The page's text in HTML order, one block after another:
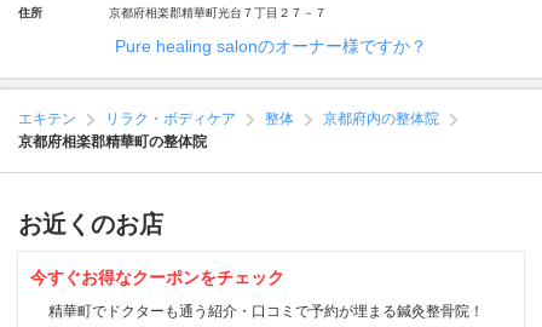
住所 京都府相楽郡精華町光台７丁目２７－７
Pure healing salonのオーナー様ですか？
エキテン リラク・ボディケア 整体
京都府内の整体院
京都府相楽郡精華町の整体院
お近くのお店
今すぐお得なクーポンをチェック
精華町でドクターも通う紹介・口コミで予約が埋まる鍼灸整骨院！